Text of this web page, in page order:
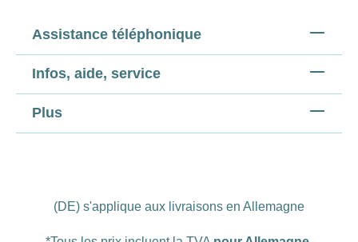
Assistance téléphonique
Infos, aide, service
Plus
(DE) s'applique aux livraisons en Allemagne